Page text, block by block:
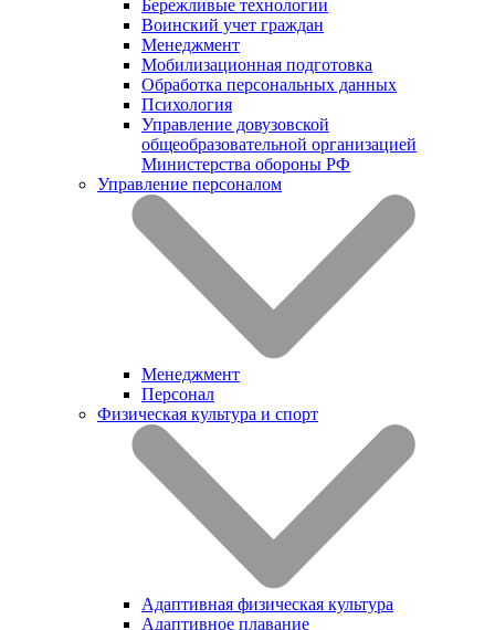
Бережливые технологии
Воинский учет граждан
Менеджмент
Мобилизационная подготовка
Обработка персональных данных
Психология
Управление довузовской
общеобразовательной организацией
Министерства обороны РФ
Управление персоналом
Менеджмент
Персонал
Физическая культура и спорт
Адаптивная физическая культура
Адаптивное плавание